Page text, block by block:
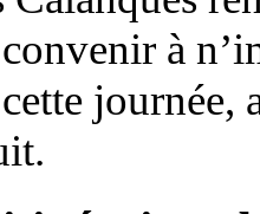
à
journée,